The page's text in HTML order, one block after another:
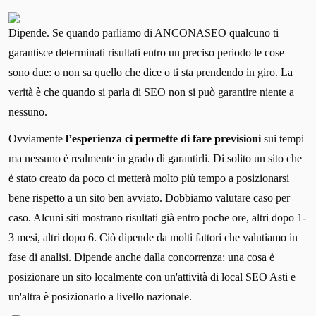
Dipende. Se quando parliamo di ANCONASEO qualcuno ti
garantisce determinati risultati entro un preciso periodo le cose
sono due: o non sa quello che dice o ti sta prendendo in giro. La
verità è che quando si parla di SEO non si può garantire niente a
nessuno.
Ovviamente l’esperienza ci permette di fare previsioni sui tempi
ma nessuno è realmente in grado di garantirli. Di solito un sito che
è stato creato da poco ci metterà molto più tempo a posizionarsi
bene rispetto a un sito ben avviato. Dobbiamo valutare caso per
caso. Alcuni siti mostrano risultati già entro poche ore, altri dopo 1-
3 mesi, altri dopo 6. Ciò dipende da molti fattori che valutiamo in
fase di analisi. Dipende anche dalla concorrenza: una cosa è
posizionare un sito localmente con un'attività di local SEO Asti e
un'altra è posizionarlo a livello nazionale.